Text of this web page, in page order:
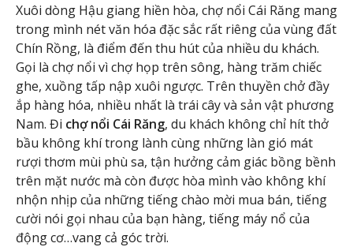
Xuôi dòng Hậu giang hiền hòa, chợ nổi Cái Răng mang
trong mình nét văn hóa đặc sắc rất riêng của vùng đất
Chín Rồng, là điểm đến thu hút của nhiều du khách.
Gọi là chợ nổi vì chợ họp trên sông, hàng trăm chiếc
ghe, xuồng tấp nập xuôi ngược. Trên thuyền chở đầy
ắp hàng hóa, nhiều nhất là trái cây và sản vật phương
Nam. Đi chợ nổi Cái Răng, du khách không chỉ hít thở
bầu không khí trong lành cùng những làn gió mát
rượi thơm mùi phù sa, tận hưởng cảm giác bồng bềnh
trên mặt nước mà còn được hòa mình vào không khí
nhộn nhịp của những tiếng chào mời mua bán, tiếng
cười nói gọi nhau của bạn hàng, tiếng máy nổ của
động cơ…vang cả góc trời.